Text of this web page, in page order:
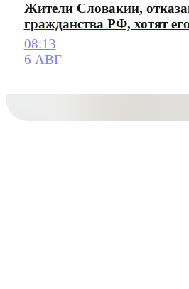
Жители Словакии,
гражданства РФ, хотят
08:13
6 АВГ